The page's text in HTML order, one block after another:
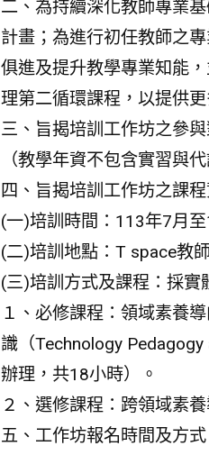
二、為持續深化教師專業
計畫；為進行初任教師之
俱進及提升教學專業知能
理第二循環課程，以提供
三、旨揭培訓工作坊之參
（教學年資不包含實習與
四、旨揭培訓工作坊之課
(一)培訓時間：113年7月至
(二)培訓地點：T space教
(三)培訓方式及課程：採實
１、必修課程：領域素養
識（Technology
辦理，共18小時）。
２、選修課程：跨領域素
五、工作坊報名時間及方式